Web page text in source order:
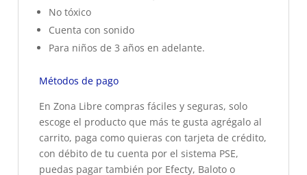
No tóxico
Cuenta con sonido
Para niños de 3 años en adelante.
Métodos de pago
En Zona Libre compras fáciles y seguras, solo
escoge el producto que más te gusta agrégalo al
carrito, paga como quieras con tarjeta de crédito,
con débito de tu cuenta por el sistema PSE,
puedas pagar también por Efecty, Baloto o